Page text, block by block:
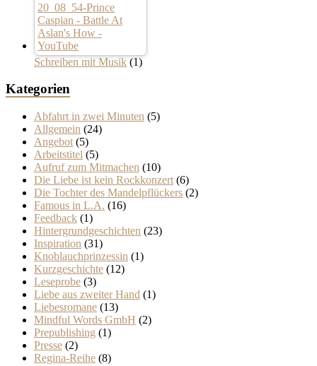
Schreiben mit Musik (1)
Kategorien
Abfahrt in zwei Minuten (5)
Allgemein (24)
Angebot (5)
Arbeitstitel (5)
Aufruf zum Mitmachen (10)
Die Liebe ist kein Rockkonzert (6)
Die Tochter des Mandelpflückers (2)
Famous in L.A. (16)
Feedback (1)
Hintergrundgeschichten (23)
Inspiration (31)
Knoblauchprinzessin (1)
Kurzgeschichte (12)
Leseprobe (3)
Liebe aus zweiter Hand (1)
Liebesromane (13)
Mindful Words GmbH (2)
Prepublishing (1)
Presse (2)
Regina-Reihe (8)